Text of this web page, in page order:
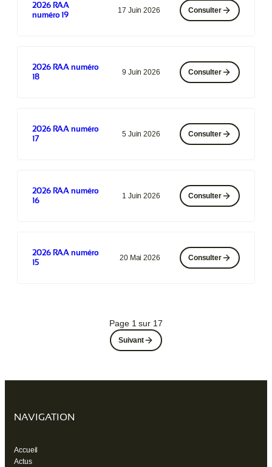
2026 RAA
numéro 19
17 Juin 2026 Consulter
2026 RAA numéro
18
9 Juin 2026 Consulter
2026 RAA numéro
17
5 Juin 2026 Consulter
2026 RAA numéro
16
1 Juin 2026 Consulter
2026 RAA numéro
15
20 Mai 2026 Consulter
Page 1 sur 17
Suivant
NAVIGATION
Accueil
Actus